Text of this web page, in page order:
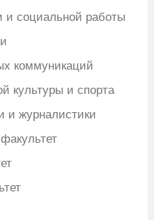
и социальной работы
коммуникаций
культуры и спорта
и журналистики